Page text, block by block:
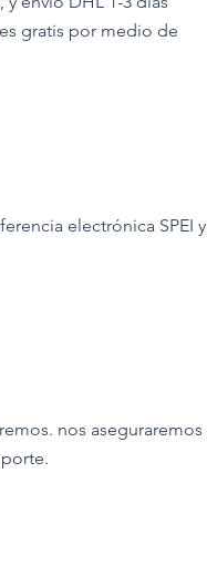
gratis por medio de
electrónica SPEI y
nos aseguraremos